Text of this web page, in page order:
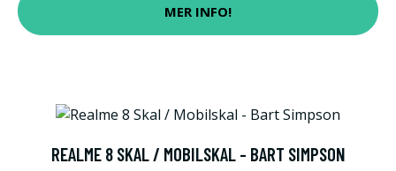
MER INFO!
REALME 8 SKAL / MOBILSKAL - BART SIMPSON